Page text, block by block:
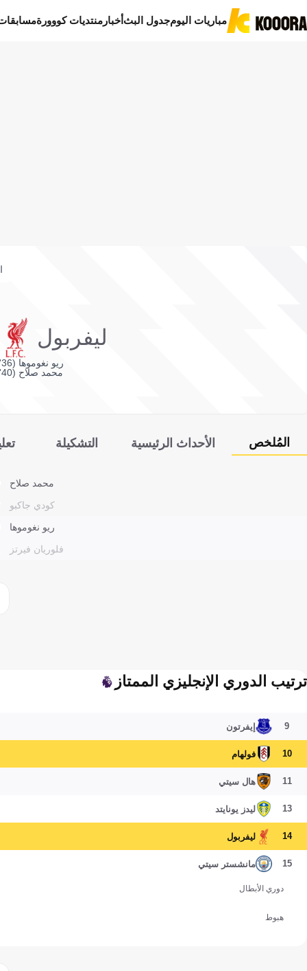
مباريات اليومجدول البثأخبار منتديات كووورة
ليفربول
ريو نغوموها (36')
محمد صلاح (40')
المُلخص الأحداث الرئيسية التشكيلة
محمد صلاح
كودي جاكبو
ريو نغوموها
فلوريان فيرتز
ترتيب الدوري الإنجليزي الممتاز
9 إيفرتون
10 فولهام
11 هال سيتي
13 ليدز يونايتد
14 ليفربول
15 مانشستر سيتي
دوري الأبطال
هبوط